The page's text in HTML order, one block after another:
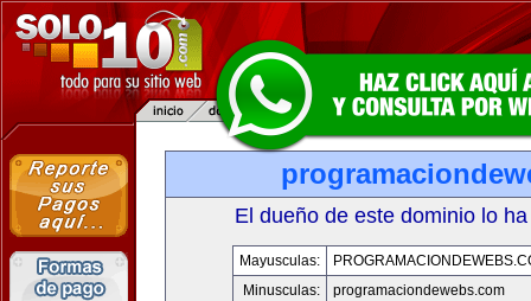
El dueño de este dominio lo
Mayusculas:
Minusculas:
programaciondewebs.com